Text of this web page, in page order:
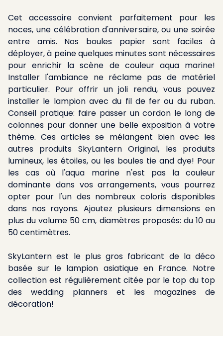
Cet accessoire convient parfaitement pour les
noces, une célébration d'anniversaire, ou une soirée
entre amis. Nos boules papier sont faciles à
déployer, à peine quelques minutes sont nécessaires
pour enrichir la scène de couleur aqua marine!
Installer l'ambiance ne réclame pas de matériel
particulier. Pour offrir un joli rendu, vous pouvez
installer le lampion avec du fil de fer ou du ruban.
Conseil pratique: faire passer un cordon le long de
colonnes pour donner une belle exposition à votre
thème. Ces articles se mélangent bien avec les
autres produits SkyLantern Original, les produits
lumineux, les étoiles, ou les boules tie and dye! Pour
les cas où l'aqua marine n'est pas la couleur
dominante dans vos arrangements, vous pourrez
opter pour l'un des nombreux coloris disponibles
dans nos rayons. Ajoutez plusieurs dimensions en
plus du volume 50 cm, diamètres proposés: du 10 au
50 centimètres.
SkyLantern est le plus gros fabricant de la déco
basée sur le lampion asiatique en France. Notre
collection est régulièrement citée par le top du top
des wedding planners et les magazines de
décoration!